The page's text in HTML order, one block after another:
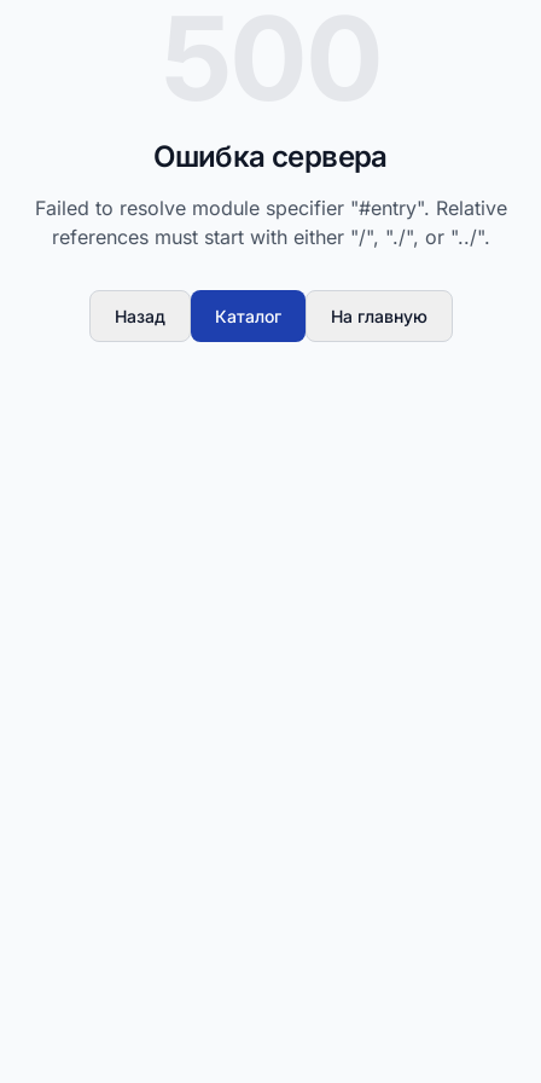
Ошибка сервера
Failed to resolve module specifier "#entry". Relative
references must start with either "/", "./", or "../".
Назад Каталог На главную